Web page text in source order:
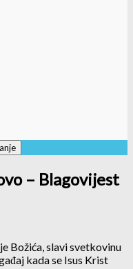
– Blagovijest
Božića, slavi svetkovinu
kada se Isus Krist